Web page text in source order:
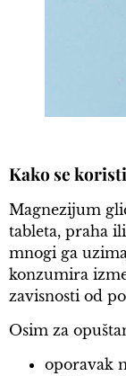
Kako se
Magnezijum
tableta, praha
mnogi ga
konzumira
zavisnosti od
Osim za
oporavak